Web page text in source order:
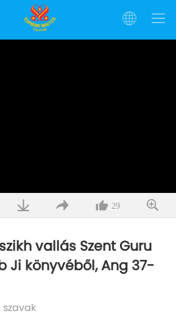
29
vallás Szent Guru
Ji könyvéből, Ang 37-
szavak